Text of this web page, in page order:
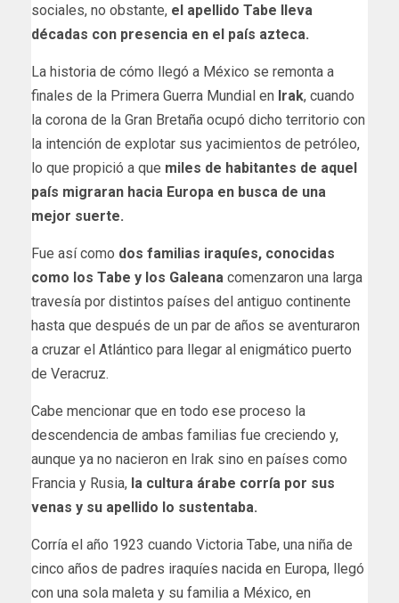
sociales, no obstante, el apellido Tabe lleva
décadas con presencia en el país azteca.
La historia de cómo llegó a México se remonta a
finales de la Primera Guerra Mundial en Irak, cuando
la corona de la Gran Bretaña ocupó dicho territorio con
la intención de explotar sus yacimientos de petróleo,
lo que propició a que miles de habitantes de aquel
país migraran hacia Europa en busca de una
mejor suerte.
Fue así como dos familias iraquíes, conocidas
como los Tabe y los Galeana comenzaron una larga
travesía por distintos países del antiguo continente
hasta que después de un par de años se aventuraron
a cruzar el Atlántico para llegar al enigmático puerto
de Veracruz.
Cabe mencionar que en todo ese proceso la
descendencia de ambas familias fue creciendo y,
aunque ya no nacieron en Irak sino en países como
Francia y Rusia, la cultura árabe corría por sus
venas y su apellido lo sustentaba.
Corría el año 1923 cuando Victoria Tabe, una niña de
cinco años de padres iraquíes nacida en Europa, llegó
con una sola maleta y su familia a México, en